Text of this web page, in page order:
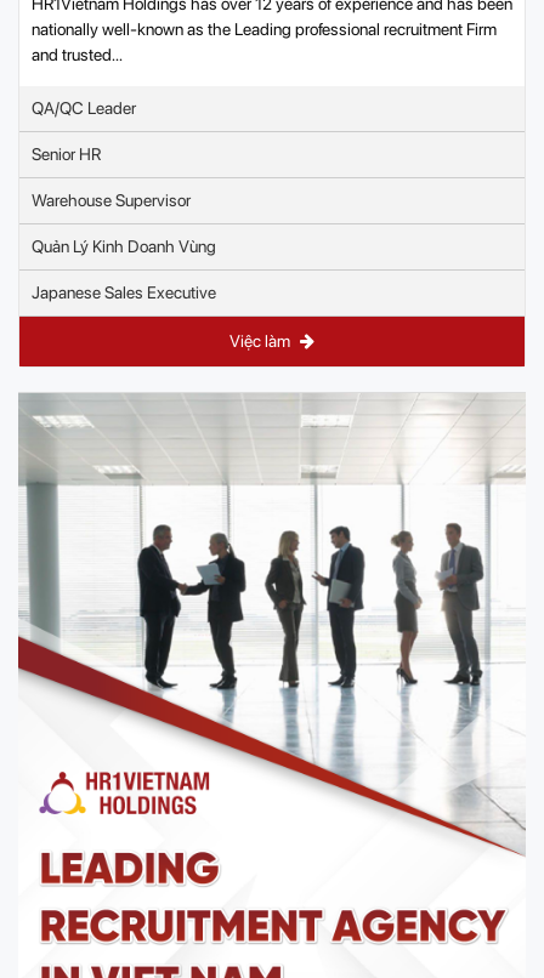
nationally well-known as the Leading professional recruitment Firm
and trusted...
QA/QC Leader
Senior HR
Warehouse Supervisor
Quản Lý Kinh Doanh Vùng
Japanese Sales Executive
Việc làm